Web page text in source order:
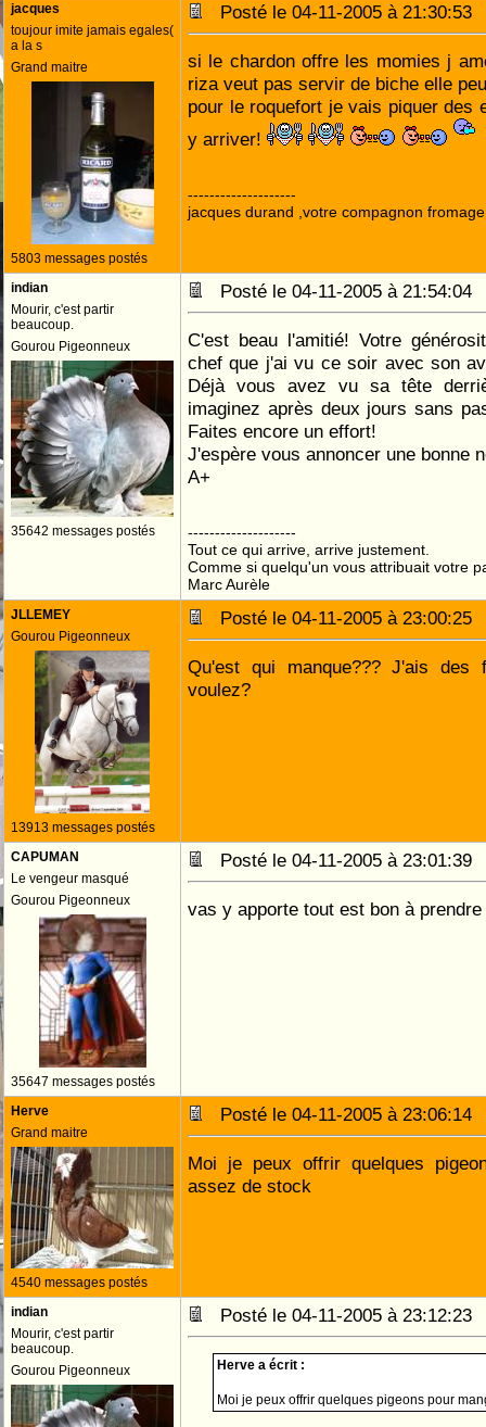
jacques
toujour imite jamais egales(
a la s
Grand maitre
5803 messages postés
Posté le 04-11-2005 à
si le chardon offre les momies j
riza veut pas servir de biche elle
pour le roquefort je vais piquer des
y arriver!
--------------------
jacques durand ,votre compagnon
indian
Mourir, c'est partir
beaucoup.
Gourou Pigeonneux
35642 messages postés
Posté le 04-11-2005 à
C'est beau l'amitié! Votre
chef que j'ai vu ce soir avec son
Déjà vous avez vu sa tête
imaginez après deux jours sans
Faites encore un effort!
J'espère vous annoncer une bonne
A+
--------------------
Tout ce qui arrive, arrive justement.
Comme si quelqu'un vous attribuait votre
Marc Aurèle
JLLEMEY
Gourou Pigeonneux
13913 messages postés
Posté le 04-11-2005 à
Qu'est qui manque??? J'ais des
voulez?
CAPUMAN
Le vengeur masqué
Gourou Pigeonneux
35647 messages postés
Posté le 04-11-2005 à
vas y apporte tout est bon à
Herve
Grand maitre
4540 messages postés
Posté le 04-11-2005 à
Moi je peux offrir quelques
assez de stock
indian
Mourir, c'est partir
beaucoup.
Gourou Pigeonneux
Posté le 04-11-2005 à
Herve a écrit :
Moi je peux offrir quelques pigeons pour